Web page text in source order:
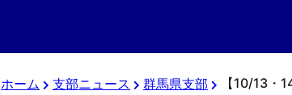
ホーム 支部ニュース 群馬県支部